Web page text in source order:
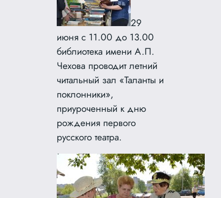
29
июня с 11.00 до 13.00
библиотека имени А.П.
Чехова проводит летний
читальный зал «Таланты и
поклонники»,
приуроченный к дню
рождения первого
русского театра.